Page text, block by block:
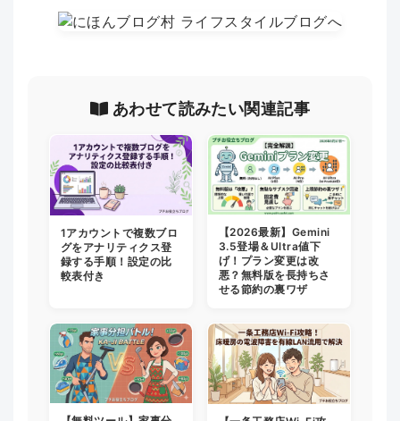
あわせて読みたい関連記事
1アカウントで複数ブロ
グをアナリティクス登
録する手順！設定の比
較表付き
【2026最新】Gemini
3.5登場＆Ultra値下
げ！プラン変更は改
悪？無料版を長持ちさ
せる節約の裏ワザ